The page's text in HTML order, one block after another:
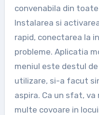
convenabila din
Instalarea si
rapid, conectarea la
probleme. Aplicatia
meniul este destul
utilizare, si-a facut
aspira. Ca un sfat,
multe covoare in